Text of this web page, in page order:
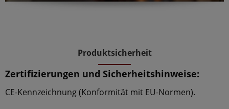
Produktsicherheit
Zertifizierungen und Sicherheitshinweise:
CE-Kennzeichnung (Konformität mit EU-Normen).